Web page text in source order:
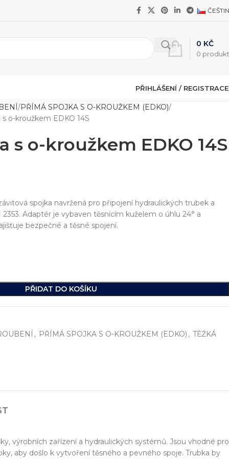
0
0 KČ
na světě.
PŘIHLÁŠENÍ / REGISTRACE
PŘÍMÁ SPOJKA S O-KROUŽKEM (EDKO)
o-kroužkem EDKO 14S
s o-kroužkem EDKO 14S
spojka navržená pro připojení hydraulických trubek a
Adaptér je vybaven těsnícím kuželem o úhlu 24° a
bezpečné a těsné spojení.
PŘIDAT DO KOŠÍKU
, PŘÍMÁ SPOJKA S O-KROUŽKEM (EDKO) , TĚŽKÁ
výrobních zařízení a hydraulických systémů. Jsou vhodné pro
aby došlo k vytvoření těsného a pevného spoje. Trubka by